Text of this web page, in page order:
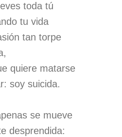
toda tú
tu vida
tan torpe
quiere matarse
soy suicida.
se mueve
desprendida: